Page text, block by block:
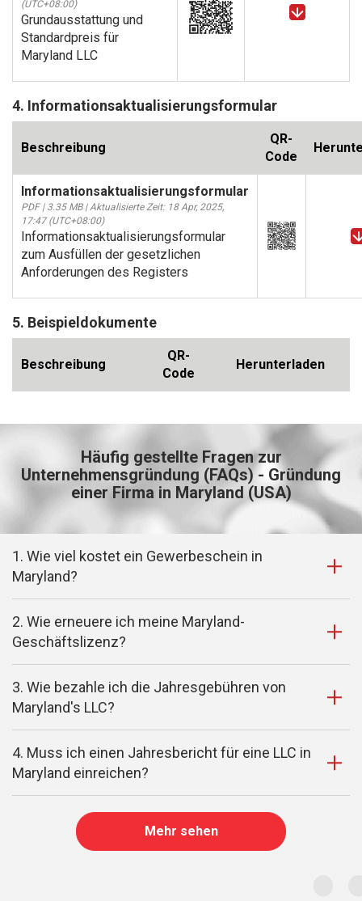
(UTC+08:00)
Grundausstattung und
Standardpreis für
Maryland LLC
4. Informationsaktualisierungsformular
Beschreibung
QR-
Code
Informationsaktualisierungsformular
PDF | 3.35 MB | Aktualisierte Zeit: 18 Apr, 2025,
17:47 (UTC+08:00)
Informationsaktualisierungsformular
zum Ausfüllen der gesetzlichen
Anforderungen des Registers
5. Beispieldokumente
Beschreibung
QR-
Code
Herunterladen
Häufig gestellte Fragen zur
Unternehmensgründung (FAQs) - Gründung
einer Firma in Maryland (USA)
1. Wie viel kostet ein Gewerbeschein in
Maryland?
2. Wie erneuere ich meine Maryland-
Geschäftslizenz?
3. Wie bezahle ich die Jahresgebühren von
Maryland's LLC?
4. Muss ich einen Jahresbericht für eine LLC in
Maryland einreichen?
Mehr sehen